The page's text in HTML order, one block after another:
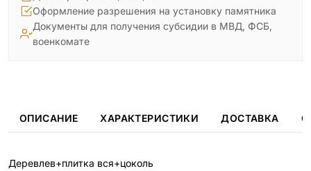
Оформление разрешения на установку памятника
Документы для получения субсидии в МВД, ФСБ,
военкомате
ОПИСАНИЕ ХАРАКТЕРИСТИКИ ДОСТАВКА
Деревлев+плитка вся+цоколь